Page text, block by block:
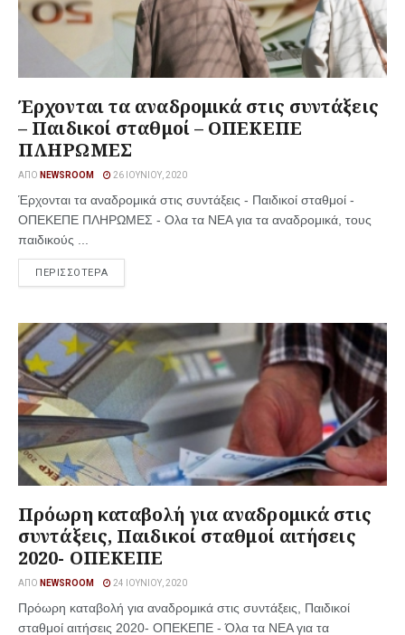
Έρχονται τα αναδρομικά στις συντάξεις
– Παιδικοί σταθμοί – ΟΠΕΚΕΠΕ
ΠΛΗΡΩΜΕΣ
ΑΠΌ NEWSROOM 26 ΙΟΥΝΊΟΥ, 2020
Έρχονται τα αναδρομικά στις συντάξεις - Παιδικοί σταθμοί -
ΟΠΕΚΕΠΕ ΠΛΗΡΩΜΕΣ - Ολα τα ΝΕΑ για τα αναδρομικά, τους
παιδικούς ...
ΠΕΡΙΣΣΟΤΕΡΑ
Πρόωρη καταβολή για αναδρομικά στις
συντάξεις, Παιδικοί σταθμοί αιτήσεις
2020- ΟΠΕΚΕΠΕ
ΑΠΌ NEWSROOM 24 ΙΟΥΝΊΟΥ, 2020
Πρόωρη καταβολή για αναδρομικά στις συντάξεις, Παιδικοί
σταθμοί αιτήσεις 2020- ΟΠΕΚΕΠΕ - Όλα τα ΝΕΑ για τα